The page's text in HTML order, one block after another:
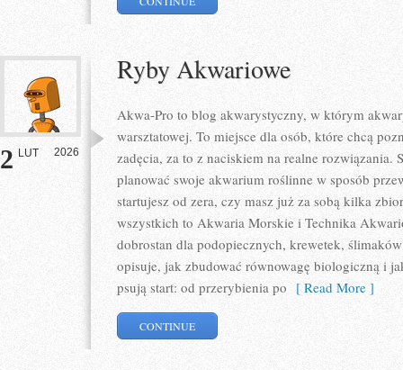
2 LUT 2026
Ryby Akwariowe
Akwa-Pro to blog akwarystyczny, w którym
warsztatowej. To miejsce dla osób, które chcą
zadęcia, za to z naciskiem na realne rozwiązania.
planować swoje akwarium roślinne w sposób
startujesz od zera, czy masz już za sobą kilka
wszystkich to Akwaria Morskie i Technika
dobrostan dla podopiecznych, krewetek,
opisuje, jak zbudować równowagę biologiczną i
psują start: od przerybienia po [ Read More ]
CONTINUE